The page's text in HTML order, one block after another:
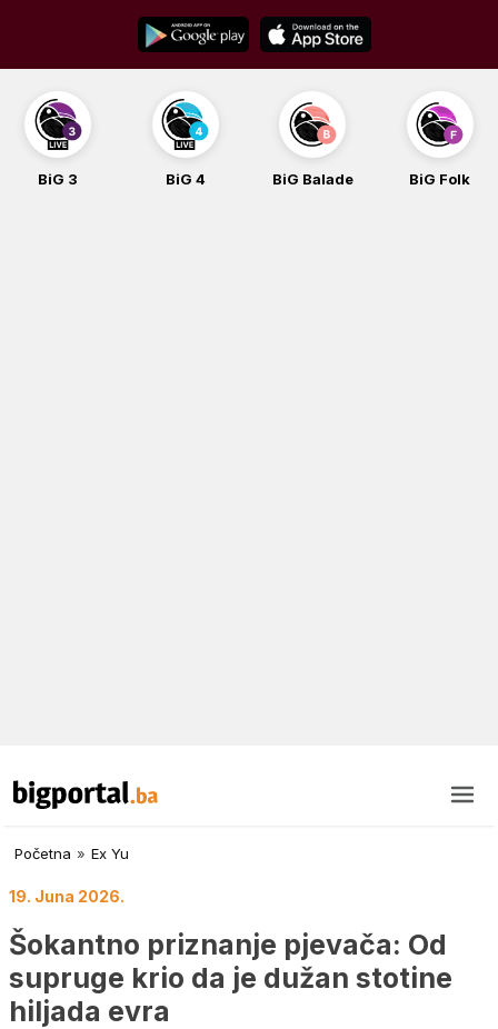
content
BiG 3 BiG 4 BiG Balade BiG Folk
Početna » Ex Yu
19. Juna 2026.
Šokantno priznanje pjevača: Od
supruge krio da je dužan stotine
hiljada evra